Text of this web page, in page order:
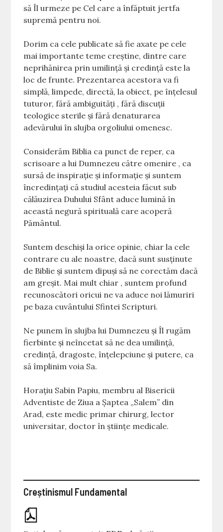
să Îl urmeze pe Cel care a înfăptuit jertfa
supremă pentru noi.
Dorim ca cele publicate să fie axate pe cele
mai importante teme creștine, dintre care
neprihănirea prin umilință și credință este la
loc de frunte. Prezentarea acestora va fi
simplă, limpede, directă, la obiect, pe înțelesul
tuturor, fără ambiguități , fără discuții
teologice sterile și fără denaturarea
adevărului în slujba orgoliului omenesc.
Considerăm Biblia ca punct de reper, ca
scrisoare a lui Dumnezeu către omenire , ca
sursă de inspirație și informație și suntem
încredințați că studiul acesteia făcut sub
călăuzirea Duhului Sfânt aduce lumină în
această negură spirituală care acoperă
Pământul.
Suntem deschiși la orice opinie, chiar la cele
contrare cu ale noastre, dacă sunt susținute
de Biblie și suntem dipuși să ne corectăm dacă
am greșit. Mai mult chiar , suntem profund
recunoscători oricui ne va aduce noi lămuriri
pe baza cuvântului Sfintei Scripturi.
Ne punem în slujba lui Dumnezeu și Îl rugăm
fierbinte și neîncetat să ne dea umilință,
credință, dragoste, înțelepciune și putere, ca
să împlinim voia Sa.
Horațiu Sabin Papiu, membru al Bisericii
Adventiste de Ziua a Șaptea „Salem” din
Arad, este medic primar chirurg, lector
universitar, doctor în științe medicale.
Creștinismul Fundamental